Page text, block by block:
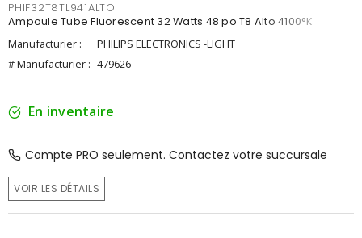
PHIF32T8TL941ALTO
Ampoule Tube Fluorescent 32 Watts 48 po T8 Alto 4100°K
Manufacturier :
PHILIPS ELECTRONICS -LIGHT
# Manufacturier : 479626
En inventaire
Compte PRO seulement. Contactez votre succursale
VOIR LES DÉTAILS